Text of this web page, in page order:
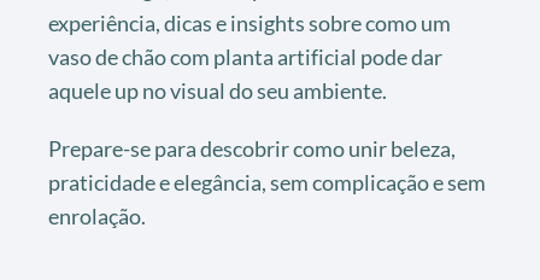
experiência, dicas e insights sobre como um
vaso de chão com planta artificial pode dar
aquele up no visual do seu ambiente.
Prepare-se para descobrir como unir beleza,
praticidade e elegância, sem complicação e sem
enrolação.